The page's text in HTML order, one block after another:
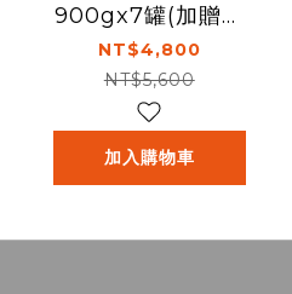
900gx7罐(加贈桂
格大燕麥片10包)
NT$4,800
NT$5,600
加入購物車